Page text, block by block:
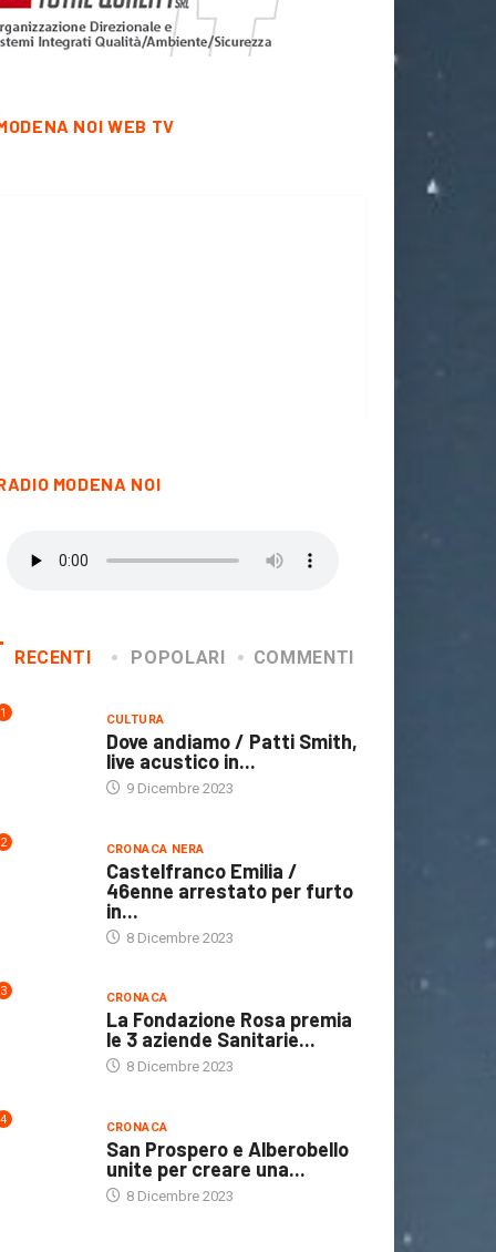
NOI WEB TV
MODENA NOI
RECENTI POPOLARI COMMENTI
1 CULTURA
Dove andiamo / Patti Smith,
live acustico in...
9 Dicembre 2023
2 CRONACA NERA
Castelfranco Emilia /
46enne arrestato per furto
in...
8 Dicembre 2023
3 CRONACA
La Fondazione Rosa premia
le 3 aziende Sanitarie...
8 Dicembre 2023
4 CRONACA
San Prospero e Alberobello
unite per creare una...
8 Dicembre 2023